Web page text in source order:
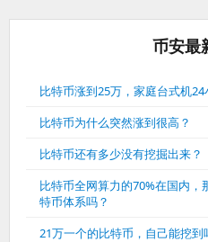
币安最
比特币涨到25万，家庭台式机
比特币为什么突然涨到很高？
比特币还有多少没有挖掘出来？
比特币全网算力的70%在国内
特币体系吗？
21万一个的比特币，自己能挖到